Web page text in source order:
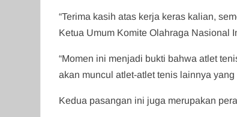
“Terima kasih atas kerja keras kalian,
Ketua Umum Komite Olahraga Nasional
“Momen ini menjadi bukti bahwa atlet
akan muncul atlet-atlet tenis lainnya
Kedua pasangan ini juga merupakan